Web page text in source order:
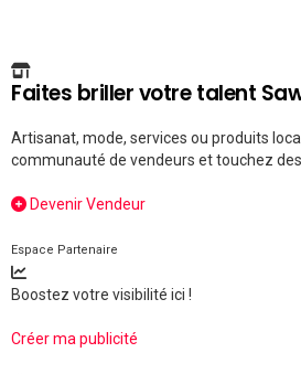
Faites briller votre talent
Artisanat, mode, services ou produits
communauté de vendeurs et touchez
Devenir Vendeur
Espace Partenaire
Boostez votre visibilité ici !
Créer ma publicité